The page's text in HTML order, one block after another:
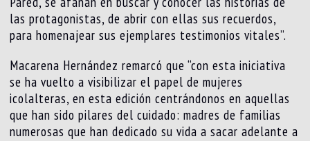
las protagonistas, de abrir con ellas sus recuerdos,
para homenajear sus ejemplares testimonios vitales”.
Macarena Hernández remarcó que “con esta iniciativa
se ha vuelto a visibilizar el papel de mujeres
icolalteras, en esta edición centrándonos en aquellas
que han sido pilares del cuidado: madres de familias
numerosas que han dedicado su vida a sacar adelante a